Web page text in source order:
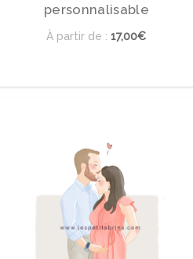
personnalisable
À partir de :17,00€